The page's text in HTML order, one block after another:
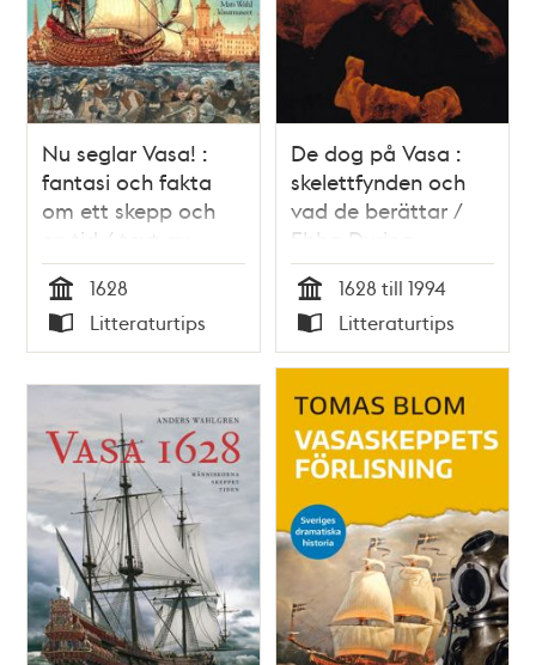
Nu seglar Vasa! :
fantasi och fakta
om ett skepp och
en tid / text av
Mats Wahl ; bilder
av Sven Nordqvist ;
faktaunderlag och
faktatext av Birgitta
Stapf m.fl.
Tid
1628
Typ
Litteraturtips
De dog på Vasa :
skelettfynden och
vad de berättar /
Ebba During
Tid
1628 till 1994
Typ
Litteraturtips